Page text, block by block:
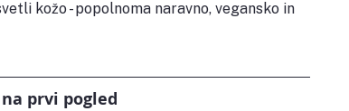
kožo - popolnoma naravno, vegansko in
prvi pogled